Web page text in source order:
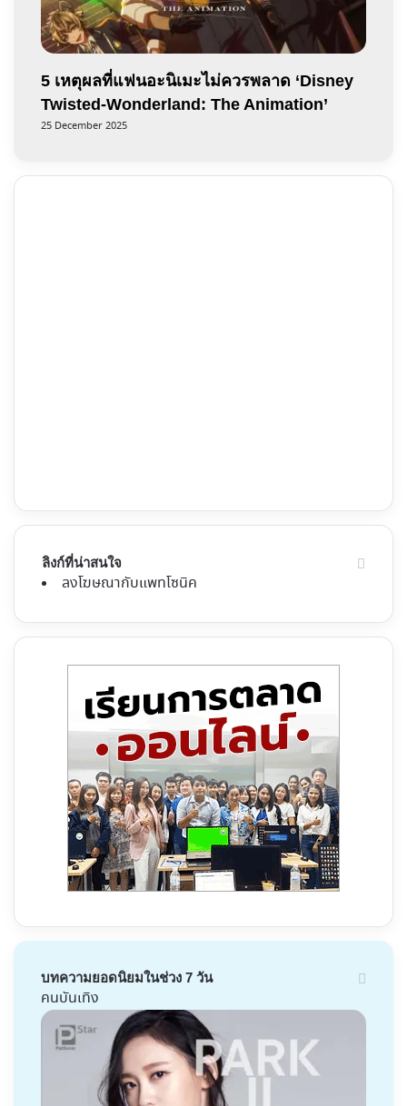
5 เหตุผลที่แฟนอะนิเมะไม่ควรพลาด ‘Disney
Twisted-Wonderland: The Animation’
25 December 2025
ลิงก์ที่น่าสนใจ
ลงโฆษณากับแพทโซนิค
บทความยอดนิยมในช่วง 7 วัน
คนบันเทิง